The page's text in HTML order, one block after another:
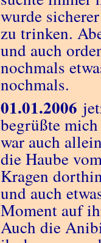
wurde
zu trinken.
und auch
nochmals
nochmals.
01.01.2006
begrüßte
war auch
die Haube
Kragen
und auch
Moment auf
Auch die